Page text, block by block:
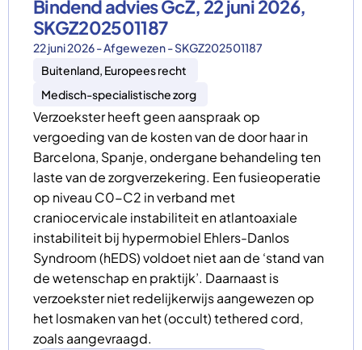
Bindend advies GcZ, 22 juni 2026,
SKGZ202501187
22 juni 2026 - Afgewezen - SKGZ202501187
Buitenland, Europees recht
Medisch-specialistische zorg
Verzoekster heeft geen aanspraak op
vergoeding van de kosten van de door haar in
Barcelona, Spanje, ondergane behandeling ten
laste van de zorgverzekering. Een fusieoperatie
op niveau C0-C2 in verband met
craniocervicale instabiliteit en atlantoaxiale
instabiliteit bij hypermobiel Ehlers-Danlos
Syndroom (hEDS) voldoet niet aan de ‘stand van
de wetenschap en praktijk’. Daarnaast is
verzoekster niet redelijkerwijs aangewezen op
het losmaken van het (occult) tethered cord,
zoals aangevraagd.